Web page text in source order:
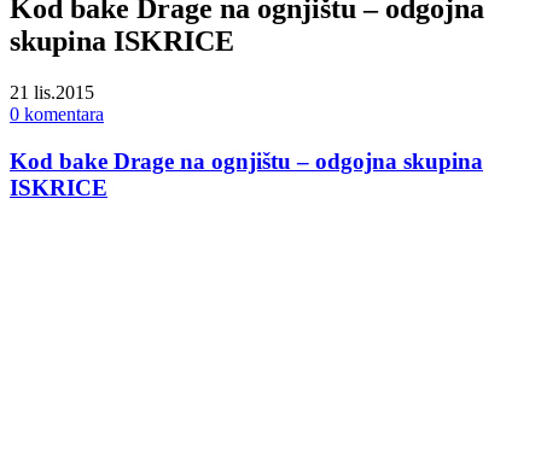
Kod bake Drage na ognjištu – odgojna
skupina ISKRICE
21 lis.2015
0 komentara
Kod bake Drage na ognjištu – odgojna skupina
ISKRICE